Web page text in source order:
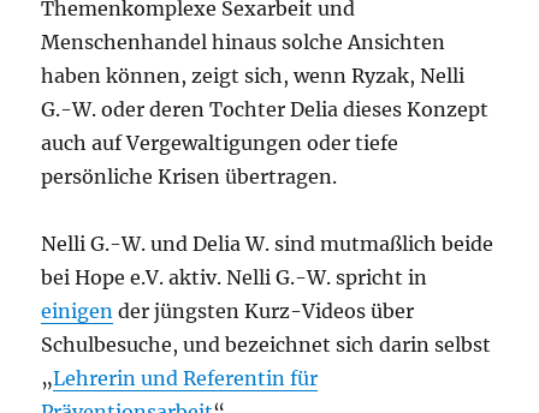
Themenkomplexe Sexarbeit und
Menschenhandel hinaus solche Ansichten
haben können, zeigt sich, wenn Ryzak, Nelli
G.-W. oder deren Tochter Delia dieses Konzept
auch auf Vergewaltigungen oder tiefe
persönliche Krisen übertragen.
Nelli G.-W. und Delia W. sind mutmaßlich beide
bei Hope e.V. aktiv. Nelli G.-W. spricht in
einigen der jüngsten Kurz-Videos über
Schulbesuche, und bezeichnet sich darin selbst
„Lehrerin und Referentin für